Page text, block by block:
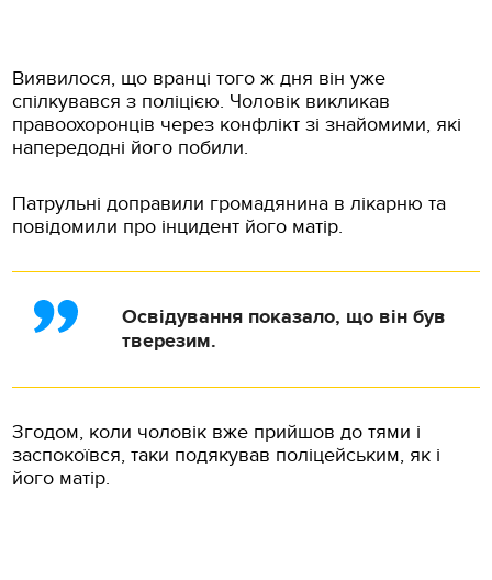
Виявилося, що вранці того ж дня він уже
спілкувався з поліцією. Чоловік викликав
правоохоронців через конфлікт зі знайомими, які
напередодні його побили.
Патрульні доправили громадянина в лікарню та
повідомили про інцидент його матір.
Освідування показало, що він був
тверезим.
Згодом, коли чоловік вже прийшов до тями і
заспокоївся, таки подякував поліцейським, як і
його матір.